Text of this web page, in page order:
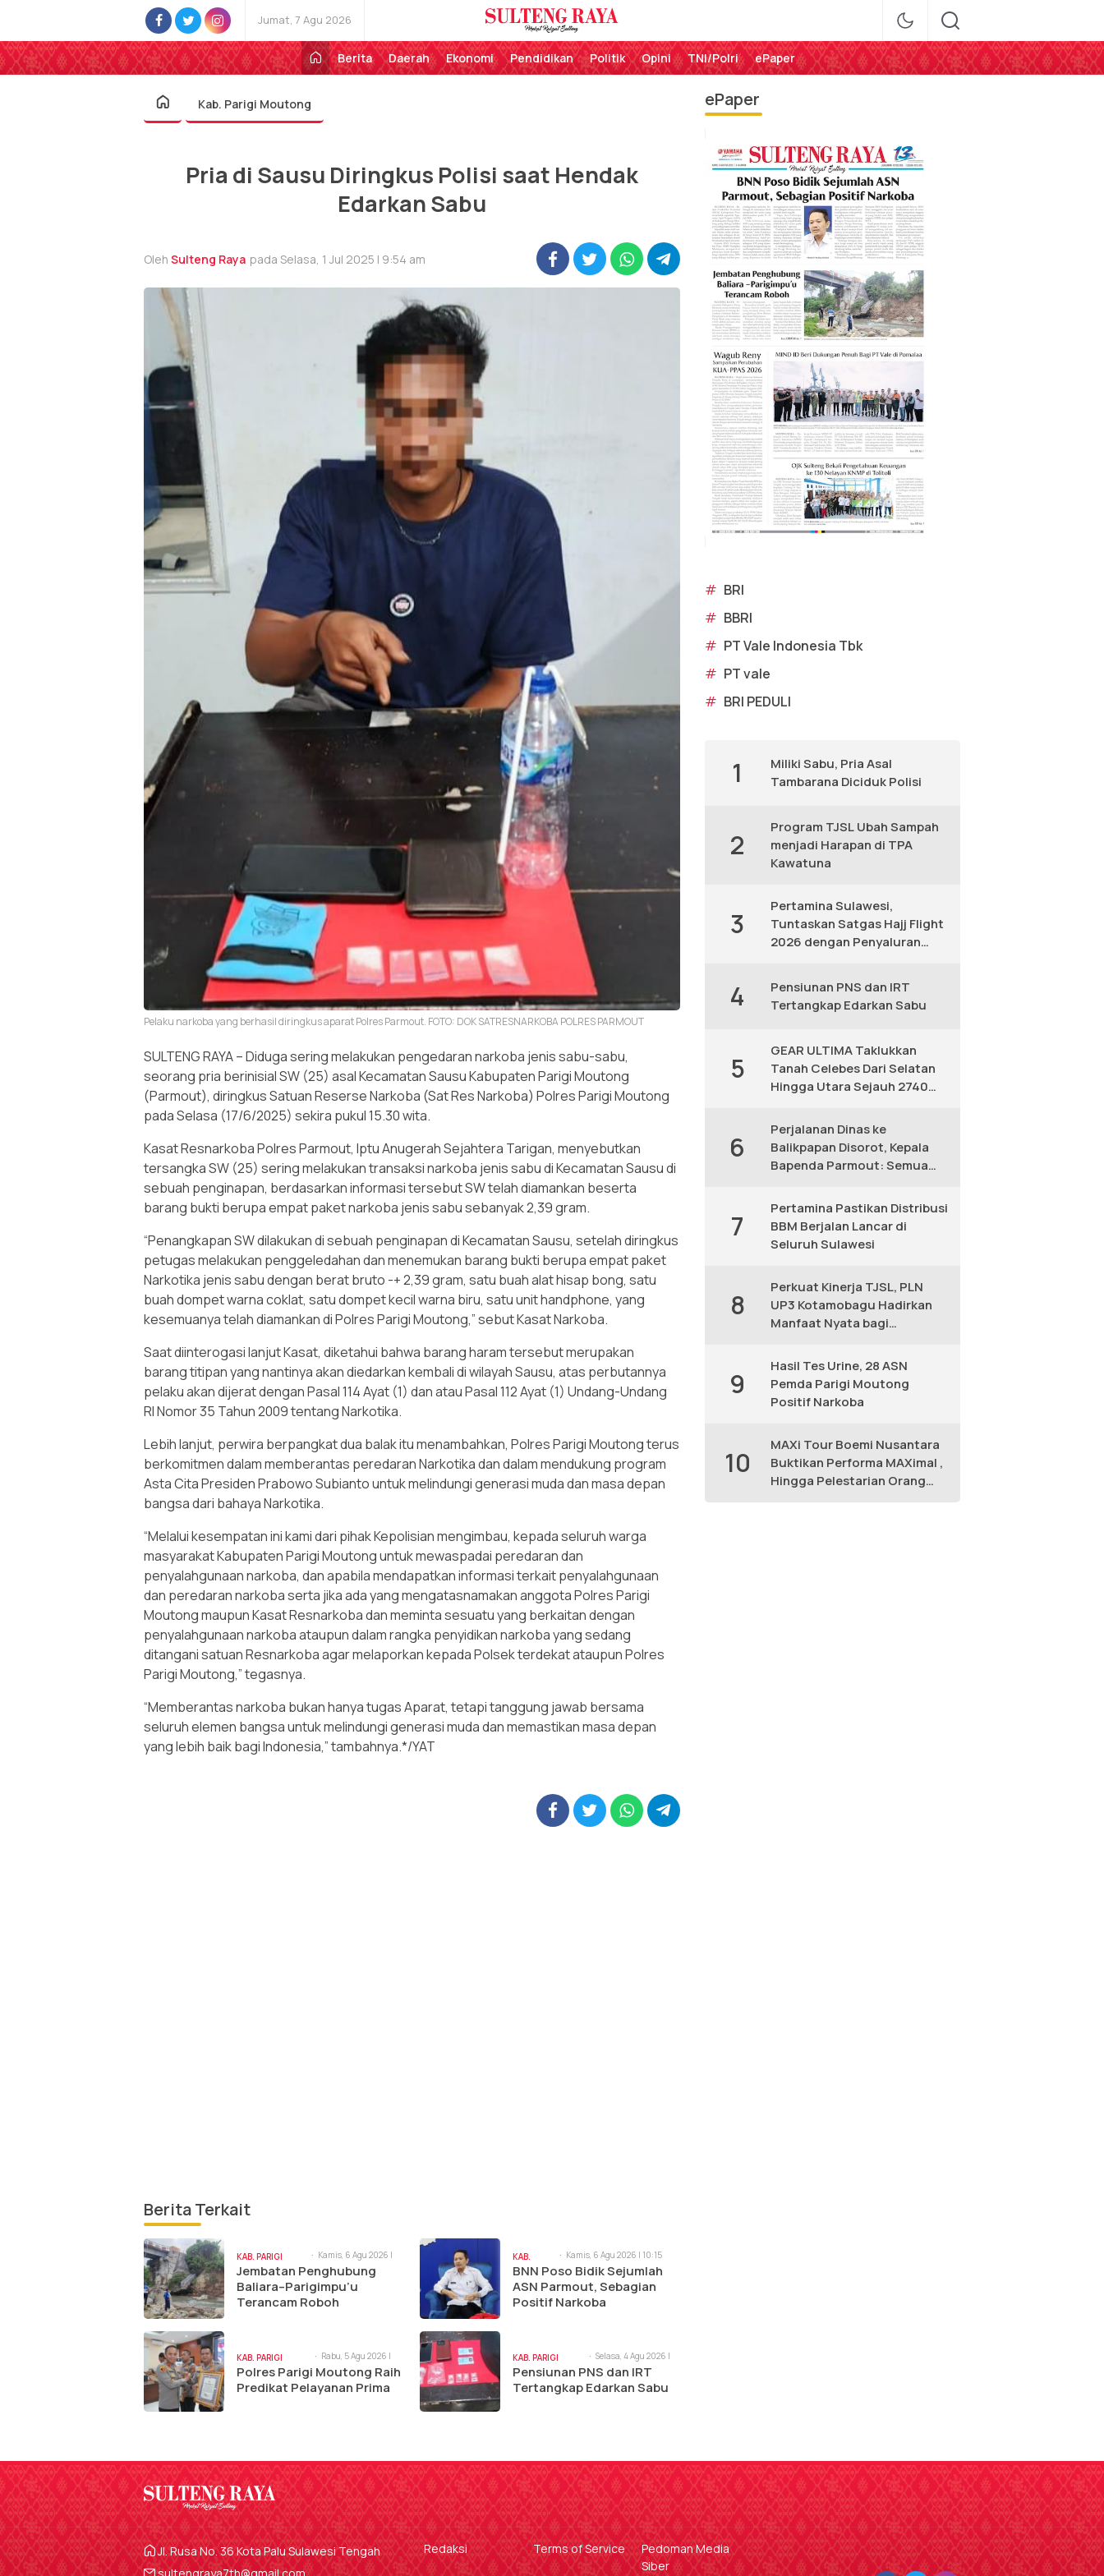
Jumat, 7 Agu 2026
Sulteng Raya
Perekat Rakyat Sulteng
Berita
Daerah Ekonomi Pendidikan Politik Opini TNI/Polri ePaper
Kab. Parigi Moutong
Pria di Sausu Diringkus Polisi saat Hendak
Edarkan Sabu
Oleh Sulteng Raya pada Selasa, 1 Jul 2025 | 9:54 am
Pelaku narkoba yang berhasil diringkus aparat Polres Parmout. FOTO: DOK SATRESNARKOBA POLRES PARMOUT
SULTENG RAYA – Diduga sering melakukan pengedaran narkoba jenis sabu-sabu,
seorang pria berinisial SW (25) asal Kecamatan Sausu Kabupaten Parigi Moutong
(Parmout), diringkus Satuan Reserse Narkoba (Sat Res Narkoba) Polres Parigi Moutong
pada Selasa (17/6/2025) sekira pukul 15.30 wita.
Kasat Resnarkoba Polres Parmout, Iptu Anugerah Sejahtera Tarigan, menyebutkan
tersangka SW (25) sering melakukan transaksi narkoba jenis sabu di Kecamatan Sausu di
sebuah penginapan, berdasarkan informasi tersebut SW telah diamankan beserta
barang bukti berupa empat paket narkoba jenis sabu sebanyak 2,39 gram.
“Penangkapan SW dilakukan di sebuah penginapan di Kecamatan Sausu, setelah diringkus
petugas melakukan penggeledahan dan menemukan barang bukti berupa empat paket
Narkotika jenis sabu dengan berat bruto -+ 2,39 gram, satu buah alat hisap bong, satu
buah dompet warna coklat, satu dompet kecil warna biru, satu unit handphone, yang
kesemuanya telah diamankan di Polres Parigi Moutong,” sebut Kasat Narkoba.
Saat diinterogasi lanjut Kasat, diketahui bahwa barang haram tersebut merupakan
barang titipan yang nantinya akan diedarkan kembali di wilayah Sausu, atas perbutannya
pelaku akan dijerat dengan Pasal 114 Ayat (1) dan atau Pasal 112 Ayat (1) Undang-Undang
RI Nomor 35 Tahun 2009 tentang Narkotika.
Lebih lanjut, perwira berpangkat dua balak itu menambahkan, Polres Parigi Moutong terus
berkomitmen dalam memberantas peredaran Narkotika dan dalam mendukung program
Asta Cita Presiden Prabowo Subianto untuk melindungi generasi muda dan masa depan
bangsa dari bahaya Narkotika.
“Melalui kesempatan ini kami dari pihak Kepolisian mengimbau, kepada seluruh warga
masyarakat Kabupaten Parigi Moutong untuk mewaspadai peredaran dan
penyalahgunaan narkoba, dan apabila mendapatkan informasi terkait penyalahgunaan
dan peredaran narkoba serta jika ada yang mengatasnamakan anggota Polres Parigi
Moutong maupun Kasat Resnarkoba dan meminta sesuatu yang berkaitan dengan
penyalahgunaan narkoba ataupun dalam rangka penyidikan narkoba yang sedang
ditangani satuan Resnarkoba agar melaporkan kepada Polsek terdekat ataupun Polres
Parigi Moutong,” tegasnya.
“Memberantas narkoba bukan hanya tugas Aparat, tetapi tanggung jawab bersama
seluruh elemen bangsa untuk melindungi generasi muda dan memastikan masa depan
yang lebih baik bagi Indonesia,” tambahnya.*/YAT
Berita Terkait
KAB. PARIGI
MOUTONG
Kamis, 6 Agu 2026 |
10:23 am
Jembatan Penghubung
Baliara–Parigimpu’u
Terancam Roboh
KAB.
POSO
Kamis, 6 Agu 2026 | 10:15
am
BNN Poso Bidik Sejumlah
ASN Parmout, Sebagian
Positif Narkoba
KAB. PARIGI
MOUTONG
Rabu, 5 Agu 2026 |
2:52 pm
Polres Parigi Moutong Raih
Predikat Pelayanan Prima
KAB. PARIGI
MOUTONG
Selasa, 4 Agu 2026 |
3:20 pm
Pensiunan PNS dan IRT
Tertangkap Edarkan Sabu
ePaper
# BRI
# BBRI
# PT Vale Indonesia Tbk
# PT vale
# BRI PEDULI
1
Miliki Sabu, Pria Asal
Tambarana Diciduk Polisi
2
Program TJSL Ubah Sampah
menjadi Harapan di TPA
Kawatuna
3
Pertamina Sulawesi,
Tuntaskan Satgas Hajj Flight
2026 dengan Penyaluran
4
Pensiunan PNS dan IRT
Tertangkap Edarkan Sabu
5
GEAR ULTIMA Taklukkan
Tanah Celebes Dari Selatan
Hingga Utara Sejauh 2740
6
Perjalanan Dinas ke
Balikpapan Disorot, Kepala
Bapenda Parmout: Semua
7
Pertamina Pastikan Distribusi
BBM Berjalan Lancar di
Seluruh Sulawesi
8
Perkuat Kinerja TJSL, PLN
UP3 Kotamobagu Hadirkan
Manfaat Nyata bagi
9
Hasil Tes Urine, 28 ASN
Pemda Parigi Moutong
Positif Narkoba
10
MAXi Tour Boemi Nusantara
Buktikan Performa MAXimal ,
Hingga Pelestarian Orang
Jl. Rusa No. 36 Kota Palu Sulawesi Tengah
Redaksi Terms of Service
Pedoman Media
Siber